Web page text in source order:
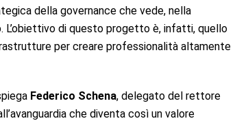
della governance che vede, nella
L’obiettivo di questo progetto è, infatti, quello
per creare professionalità altamente
Federico Schena, delegato del rettore
che diventa così un valore